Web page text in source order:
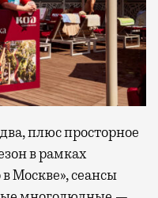
плюс просторное
в рамках
Москве», сеансы